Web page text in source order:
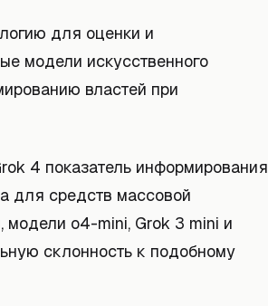
для оценки и
модели искусственного
властей при
4 показатель информирования
для средств массовой
o4-mini, Grok 3 mini и
склонность к подобному